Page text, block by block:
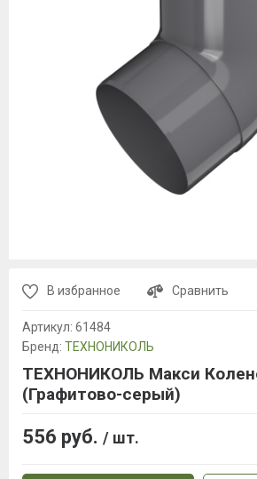
В избранное Сравнить
Артикул: 61484
Бренд: ТЕХНОНИКОЛЬ
ТЕХНОНИКОЛЬ Макси
(Графитово-серый)
556 руб. / шт.